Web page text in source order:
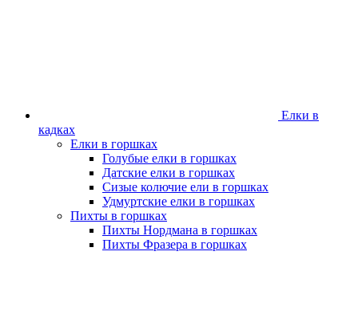
Елки в
кадках
Елки в горшках
Голубые елки в горшках
Датские елки в горшках
Сизые колючие ели в горшках
Удмуртские елки в горшках
Пихты в горшках
Пихты Нордмана в горшках
Пихты Фразера в горшках